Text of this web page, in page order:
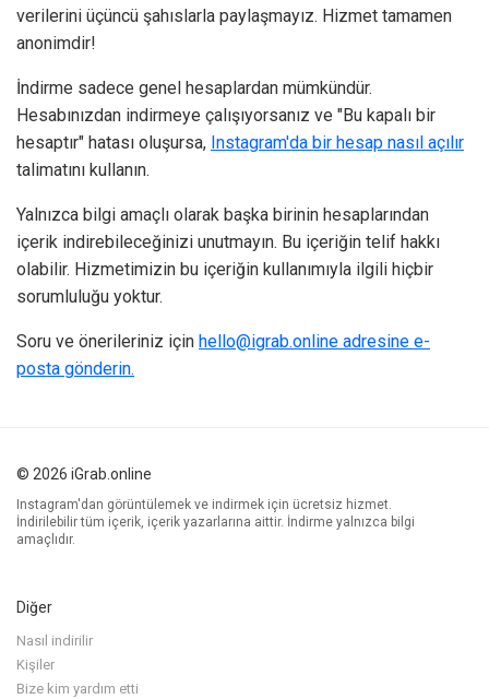
verilerini üçüncü şahıslarla paylaşmayız. Hizmet tamamen
anonimdir!
İndirme sadece genel hesaplardan mümkündür.
Hesabınızdan indirmeye çalışıyorsanız ve "Bu kapalı bir
hesaptır" hatası oluşursa, Instagram'da bir hesap nasıl açılır
talimatını kullanın.
Yalnızca bilgi amaçlı olarak başka birinin hesaplarından
içerik indirebileceğinizi unutmayın. Bu içeriğin telif hakkı
olabilir. Hizmetimizin bu içeriğin kullanımıyla ilgili hiçbir
sorumluluğu yoktur.
Soru ve önerileriniz için hello@igrab.online adresine e-
posta gönderin.
© 2026 iGrab.online
Instagram'dan görüntülemek ve indirmek için ücretsiz hizmet.
İndirilebilir tüm içerik, içerik yazarlarına aittir. İndirme yalnızca bilgi
amaçlıdır.
Diğer
Nasıl indirilir
Kişiler
Bize kim yardım etti